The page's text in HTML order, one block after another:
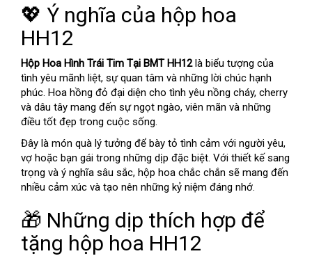
💖 Ý nghĩa của hộp hoa
HH12
Hộp Hoa Hình Trái Tim Tại BMT HH12là biểu tượng của
tình yêu mãnh liệt, sự quan tâm và những lời chúc hạnh
phúc. Hoa hồng đỏ đại diện cho tình yêu nồng cháy, cherry
và dâu tây mang đến sự ngọt ngào, viên mãn và những
điều tốt đẹp trong cuộc sống.
Đây là món quà lý tưởng để bày tỏ tình cảm với người yêu,
vợ hoặc bạn gái trong những dịp đặc biệt. Với thiết kế sang
trọng và ý nghĩa sâu sắc, hộp hoa chắc chắn sẽ mang đến
nhiều cảm xúc và tạo nên những kỷ niệm đáng nhớ.
🎁 Những dịp thích hợp để
tặng hộp hoa HH12